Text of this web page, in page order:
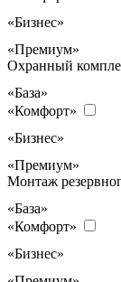
«Бизнес»
«Премиум»
Охранный
«База»
«Комфорт»
«Бизнес»
«Премиум»
Монтаж
«База»
«Комфорт»
«Бизнес»